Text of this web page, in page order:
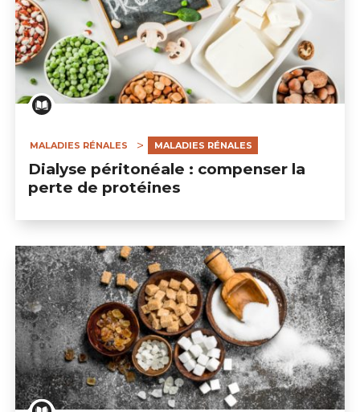
MALADIES RÉNALES MALADIES RÉNALES
Dialyse péritonéale : compenser la
perte de protéines